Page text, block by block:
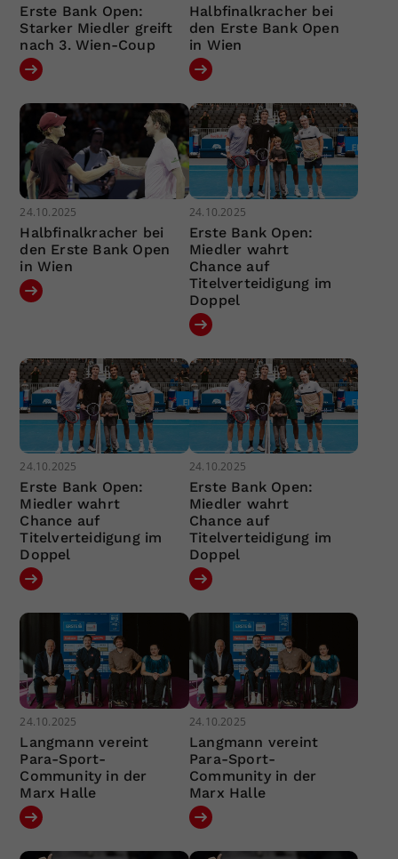
Erste Bank Open:
Starker Miedler greift
nach 3. Wien-Coup
Halbfinalkracher bei
den Erste Bank Open
in Wien
24.10.2025
Halbfinalkracher bei
den Erste Bank Open
in Wien
24.10.2025
Erste Bank Open:
Miedler wahrt
Chance auf
Titelverteidigung im
Doppel
24.10.2025
Erste Bank Open:
Miedler wahrt
Chance auf
Titelverteidigung im
Doppel
24.10.2025
Erste Bank Open:
Miedler wahrt
Chance auf
Titelverteidigung im
Doppel
24.10.2025
Langmann vereint
Para-Sport-
Community in der
Marx Halle
24.10.2025
Langmann vereint
Para-Sport-
Community in der
Marx Halle